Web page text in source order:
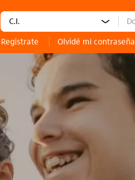
Tipo de documento:
Registrate Olvidé mi contraseña